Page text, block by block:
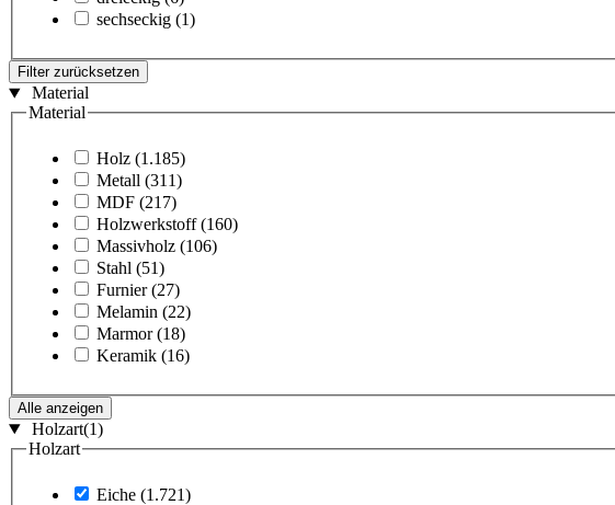
sechseckig (1)
Filter zurücksetzen
Material
Material
Holz (1.185)
Metall (311)
MDF (217)
Holzwerkstoff (160)
Massivholz (106)
Stahl (51)
Furnier (27)
Melamin (22)
Marmor (18)
Keramik (16)
Alle anzeigen
Holzart(1)
Holzart
Eiche (1.721)